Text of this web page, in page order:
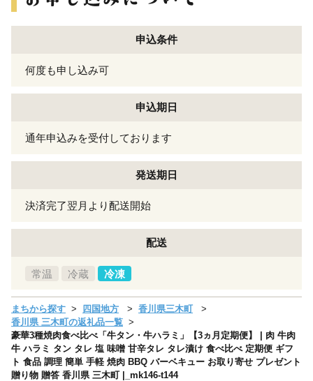
申込条件
何度も申し込み可
申込期日
通年申込みを受付しております
発送期日
決済完了翌月より配送開始
配送
常温 冷蔵 冷凍
まちから探す 四国地方
香川県三木町
香川県 三木町の返礼品一覧
豪華3種焼肉食べ比べ「牛タン・牛ハラミ」【3ヵ月定期便】 | 肉 牛肉
牛 ハラミ タン タレ 塩 味噌 甘辛タレ タレ漬け 食べ比べ 定期便 ギフ
ト 食品 調理 簡単 手軽 焼肉 BBQ バーベキュー お取り寄せ プレゼント
贈り物 贈答 香川県 三木町 |_mk146-t144